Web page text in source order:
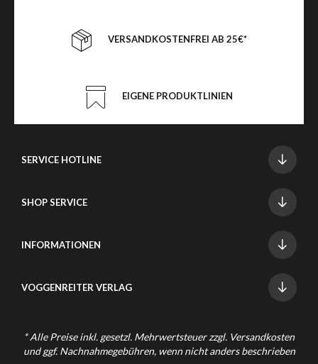
VERSANDKOSTENFREI AB 25€*
EIGENE PRODUKTLINIEN
SERVICE HOTLINE
SHOP SERVICE
INFORMATIONEN
VOGGENREITER VERLAG
* Alle Preise inkl. gesetzl. Mehrwertsteuer zzgl. Versandkosten
und ggf. Nachnahmegebühren, wenn nicht anders beschrieben